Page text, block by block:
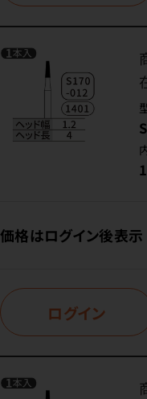
価格はログイン後表示
ログイン